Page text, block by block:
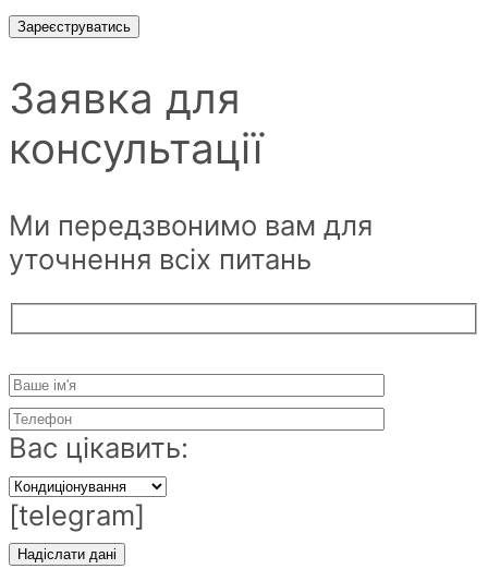
Зареєструватись
Заявка для
консультації
Ми передзвонимо вам для
уточнення всіх питань
Вас цікавить:
[telegram]